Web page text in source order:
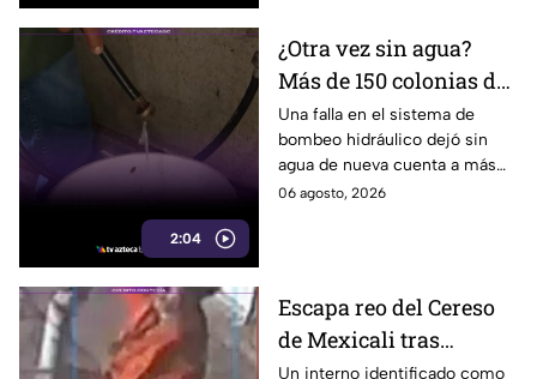
2:04
¿Otra vez sin agua?
Más de 150 colonias de
Tijuana enfrentan
cortes por falla de
CESPT
Una falla en el sistema de
bombeo hidráulico dejó sin
agua de nueva cuenta a más
de 150 colonias de Tijuana,
06 agosto, 2026
Escapa reo del Cereso
de Mexicali tras
audiencia inicial; fue
Un interno identificado como